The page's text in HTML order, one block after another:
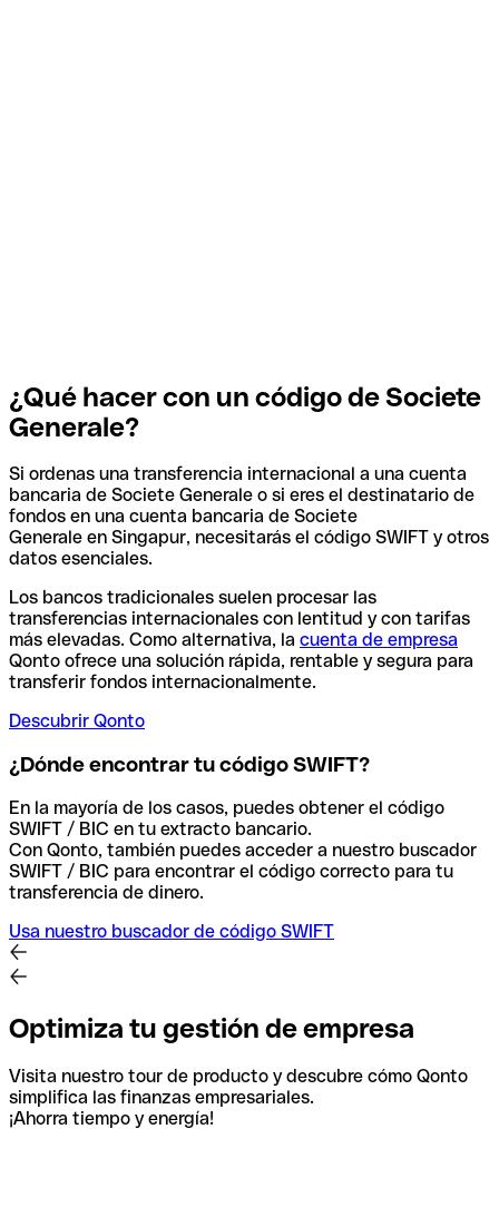
¿Qué hacer con un código de Societe
Generale?
Si ordenas una transferencia internacional a una cuenta
bancaria de Societe Generale o si eres el destinatario de
fondos en una cuenta bancaria de Societe
Generale en Singapur, necesitarás el código SWIFT y otros
datos esenciales.
Los bancos tradicionales suelen procesar las
transferencias internacionales con lentitud y con tarifas
más elevadas. Como alternativa, la cuenta de empresa
Qonto ofrece una solución rápida, rentable y segura para
transferir fondos internacionalmente.
Descubrir Qonto
¿Dónde encontrar tu código SWIFT?
En la mayoría de los casos, puedes obtener el código
SWIFT / BIC en tu extracto bancario.
Con Qonto, también puedes acceder a nuestro buscador
SWIFT / BIC para encontrar el código correcto para tu
transferencia de dinero.
Usa nuestro buscador de código SWIFT
Optimiza tu gestión de empresa
Visita nuestro tour de producto y descubre cómo Qonto
simplifica las finanzas empresariales.
¡Ahorra tiempo y energía!